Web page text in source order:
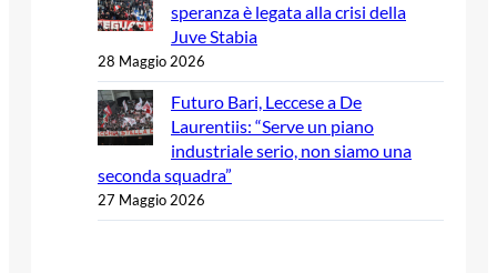
speranza è legata alla crisi della
Juve Stabia
28 Maggio 2026
Futuro Bari, Leccese a De
Laurentiis: “Serve un piano
industriale serio, non siamo una
seconda squadra”
27 Maggio 2026